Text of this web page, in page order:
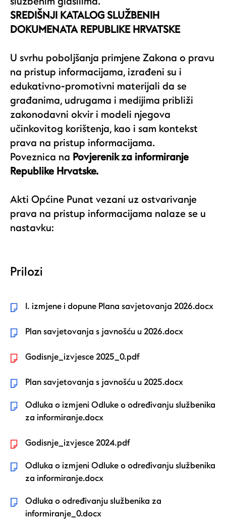
SREDIŠNJI KATALOG SLUŽBENIH
DOKUMENATA REPUBLIKE HRVATSKE
U svrhu poboljšanja primjene Zakona o pravu
na pristup informacijama, izrađeni su i
edukativno-promotivni materijali da se
građanima, udrugama i medijima približi
zakonodavni okvir i modeli njegova
učinkovitog korištenja, kao i sam kontekst
prava na pristup informacijama.
Poveznica na Povjerenik za informiranje
Republike Hrvatske.
Akti Općine Punat vezani uz ostvarivanje
prava na pristup informacijama nalaze se u
nastavku:
Prilozi
I. izmjene i dopune Plana savjetovanja 2026.docx
Plan savjetovanja s javnošću u 2026.docx
Godisnje_izvjesce 2025_0.pdf
Plan savjetovanja s javnošću u 2025.docx
Odluka o izmjeni Odluke o određivanju službenika
za informiranje.docx
Godisnje_izvjesce 2024.pdf
Odluka o izmjeni Odluke o određivanju službenika
za informiranje.docx
Odluka o određivanju službenika za
informiranje_0.docx